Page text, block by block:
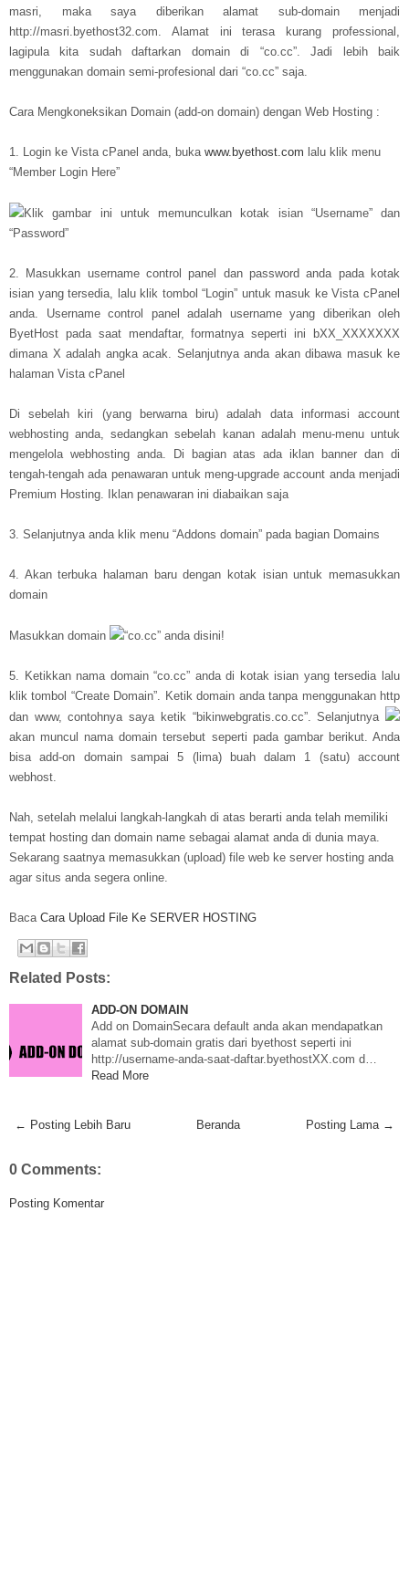
masri, maka saya diberikan alamat sub-domain menjadi
http://masri.byethost32.com. Alamat ini terasa kurang professional,
lagipula kita sudah daftarkan domain di “co.cc”. Jadi lebih baik
menggunakan domain semi-profesional dari “co.cc” saja.
Cara Mengkoneksikan Domain (add-on domain) dengan Web Hosting :
1. Login ke Vista cPanel anda, buka www.byethost.com lalu klik menu
“Member Login Here”
Klik gambar ini untuk memunculkan kotak isian “Username” dan
“Password”
2. Masukkan username control panel dan password anda pada kotak
isian yang tersedia, lalu klik tombol “Login” untuk masuk ke Vista cPanel
anda. Username control panel adalah username yang diberikan oleh
ByetHost pada saat mendaftar, formatnya seperti ini bXX_XXXXXXX
dimana X adalah angka acak. Selanjutnya anda akan dibawa masuk ke
halaman Vista cPanel
Di sebelah kiri (yang berwarna biru) adalah data informasi account
webhosting anda, sedangkan sebelah kanan adalah menu-menu untuk
mengelola webhosting anda. Di bagian atas ada iklan banner dan di
tengah-tengah ada penawaran untuk meng-upgrade account anda menjadi
Premium Hosting. Iklan penawaran ini diabaikan saja
3. Selanjutnya anda klik menu “Addons domain” pada bagian Domains
4. Akan terbuka halaman baru dengan kotak isian untuk memasukkan
domain
Masukkan domain “co.cc” anda disini!
5. Ketikkan nama domain “co.cc” anda di kotak isian yang tersedia lalu
klik tombol “Create Domain”. Ketik domain anda tanpa menggunakan http
dan www, contohnya saya ketik “bikinwebgratis.co.cc”. Selanjutnya
akan muncul nama domain tersebut seperti pada gambar berikut. Anda
bisa add-on domain sampai 5 (lima) buah dalam 1 (satu) account
webhost.
Nah, setelah melalui langkah-langkah di atas berarti anda telah memiliki
tempat hosting dan domain name sebagai alamat anda di dunia maya.
Sekarang saatnya memasukkan (upload) file web ke server hosting anda
agar situs anda segera online.
Baca Cara Upload File Ke SERVER HOSTING
Related Posts:
ADD-ON DOMAIN
Add on DomainSecara default anda akan mendapatkan
alamat sub-domain gratis dari byethost seperti ini
http://username-anda-saat-daftar.byethostXX.com d…
Read More
← Posting Lebih Baru Posting Lama →
Beranda
0 Comments:
Posting Komentar